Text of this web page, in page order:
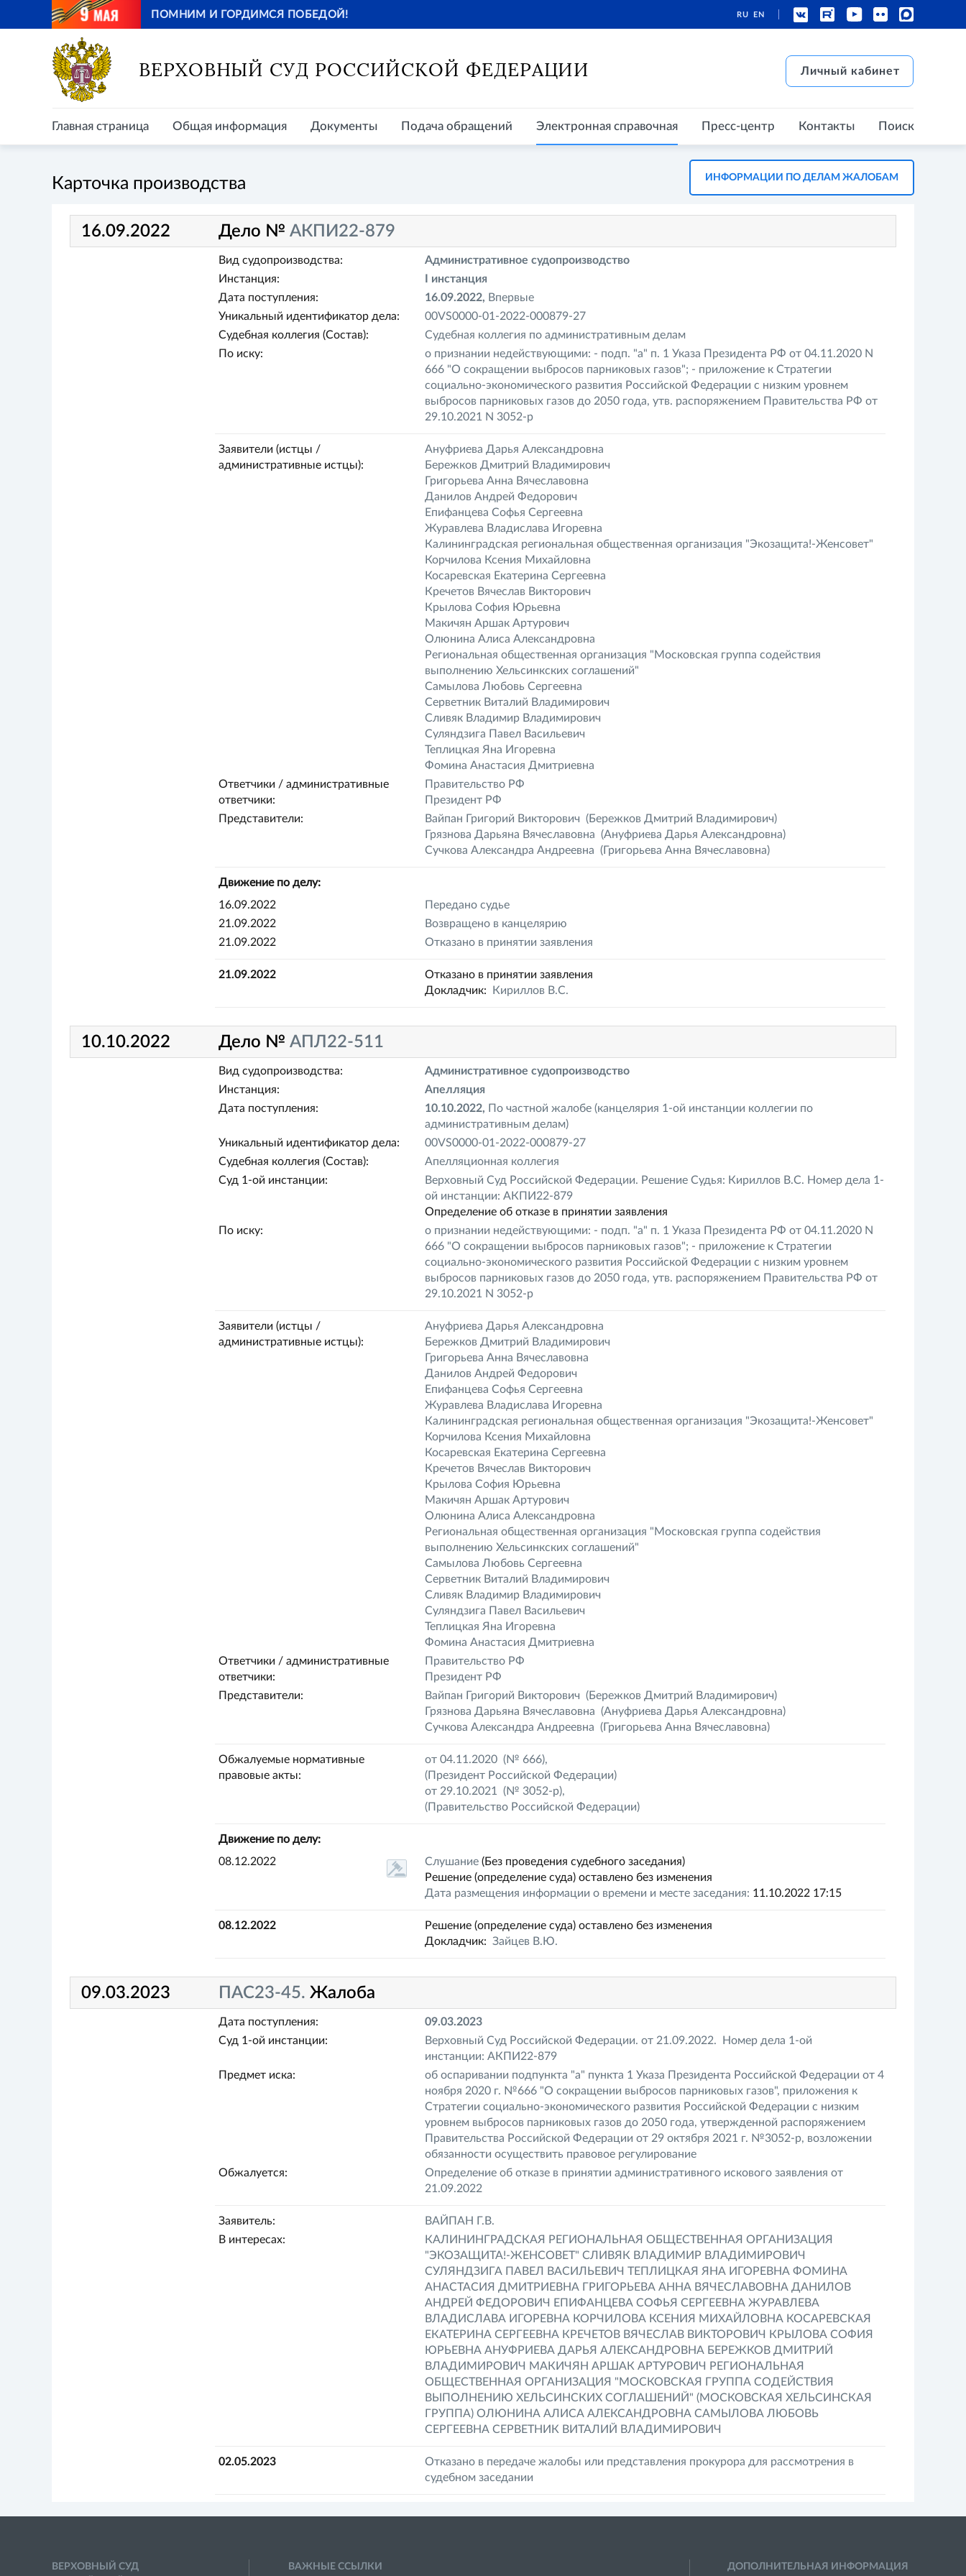
ПОМНИМ И ГОРДИМСЯ ПОБЕДОЙ! RU EN
Главная страница
ВЕРХОВНЫЙ СУД РОССИЙСКОЙ ФЕДЕРАЦИИ Личный кабинет
Главная страница Общая информация Документы Подача обращений Электронная справочная Пресс-центр Контакты Поиск
ИНФОРМАЦИИ ПО ДЕЛАМ ЖАЛОБАМ
Карточка производства
16.09.2022 Дело №АКПИ22-879
Вид судопроизводства:
Административное судопроизводство
Инстанция:
I инстанция
Дата поступления:
16.09.2022, Впервые
Уникальный идентификатор дела:
00VS0000-01-2022-000879-27
Судебная коллегия (Состав):
Судебная коллегия по административным делам
По иску:
о признании недействующими: - подп. "а" п. 1 Указа Президента РФ от 04.11.2020 N
666 "О сокращении выбросов парниковых газов"; - приложение к Стратегии
социально-экономического развития Российской Федерации с низким уровнем
выбросов парниковых газов до 2050 года, утв. распоряжением Правительства РФ от
29.10.2021 N 3052-р
Заявители (истцы /
административные истцы):
Ануфриева Дарья Александровна
Бережков Дмитрий Владимирович
Григорьева Анна Вячеславовна
Данилов Андрей Федорович
Епифанцева Софья Сергеевна
Журавлева Владислава Игоревна
Калининградская региональная общественная организация "Экозащита!-Женсовет"
Корчилова Ксения Михайловна
Косаревская Екатерина Сергеевна
Кречетов Вячеслав Викторович
Крылова София Юрьевна
Макичян Аршак Артурович
Олюнина Алиса Александровна
Региональная общественная организация "Московская группа содействия
выполнению Хельсинкских соглашений"
Самылова Любовь Сергеевна
Серветник Виталий Владимирович
Сливяк Владимир Владимирович
Суляндзига Павел Васильевич
Теплицкая Яна Игоревна
Фомина Анастасия Дмитриевна
Ответчики / административные
ответчики:
Правительство РФ
Президент РФ
Представители:
Вайпан Григорий Викторович (Бережков Дмитрий Владимирович)
Грязнова Дарьяна Вячеславовна (Ануфриева Дарья Александровна)
Сучкова Александра Андреевна (Григорьева Анна Вячеславовна)
Движение по делу:
16.09.2022
Передано судье
21.09.2022
Возвращено в канцелярию
21.09.2022
Отказано в принятии заявления
21.09.2022
Отказано в принятии заявления
Докладчик:
Кириллов В.С.
10.10.2022 Дело №АПЛ22-511
Вид судопроизводства:
Административное судопроизводство
Инстанция:
Апелляция
Дата поступления:
10.10.2022, По частной жалобе (канцелярия 1-ой инстанции коллегии по
административным делам)
Уникальный идентификатор дела:
00VS0000-01-2022-000879-27
Судебная коллегия (Состав):
Апелляционная коллегия
Суд 1-ой инстанции:
Верховный Суд Российской Федерации. Решение Судья: Кириллов В.С. Номер дела 1-
ой инстанции: АКПИ22-879
Определение об отказе в принятии заявления
По иску:
о признании недействующими: - подп. "а" п. 1 Указа Президента РФ от 04.11.2020 N
666 "О сокращении выбросов парниковых газов"; - приложение к Стратегии
социально-экономического развития Российской Федерации с низким уровнем
выбросов парниковых газов до 2050 года, утв. распоряжением Правительства РФ от
29.10.2021 N 3052-р
Заявители (истцы /
административные истцы):
Ануфриева Дарья Александровна
Бережков Дмитрий Владимирович
Григорьева Анна Вячеславовна
Данилов Андрей Федорович
Епифанцева Софья Сергеевна
Журавлева Владислава Игоревна
Калининградская региональная общественная организация "Экозащита!-Женсовет"
Корчилова Ксения Михайловна
Косаревская Екатерина Сергеевна
Кречетов Вячеслав Викторович
Крылова София Юрьевна
Макичян Аршак Артурович
Олюнина Алиса Александровна
Региональная общественная организация "Московская группа содействия
выполнению Хельсинкских соглашений"
Самылова Любовь Сергеевна
Серветник Виталий Владимирович
Сливяк Владимир Владимирович
Суляндзига Павел Васильевич
Теплицкая Яна Игоревна
Фомина Анастасия Дмитриевна
Ответчики / административные
ответчики:
Правительство РФ
Президент РФ
Представители:
Вайпан Григорий Викторович (Бережков Дмитрий Владимирович)
Грязнова Дарьяна Вячеславовна (Ануфриева Дарья Александровна)
Сучкова Александра Андреевна (Григорьева Анна Вячеславовна)
Обжалуемые нормативные
правовые акты:
от 04.11.2020 (№ 666),
(Президент Российской Федерации)
от 29.10.2021 (№ 3052-р),
(Правительство Российской Федерации)
Движение по делу:
08.12.2022
Слушание (Без проведения судебного заседания)
Решение (определение суда) оставлено без изменения
Дата размещения информации о времени и месте заседания: 11.10.2022 17:15
08.12.2022
Решение (определение суда) оставлено без изменения
Докладчик:Зайцев В.Ю.
09.03.2023 ПАС23-45. Жалоба
Дата поступления:
09.03.2023
Суд 1-ой инстанции:
Верховный Суд Российской Федерации. от 21.09.2022. Номер дела 1-ой
инстанции: АКПИ22-879
Предмет иска:
об оспаривании подпункта "а" пункта 1 Указа Президента Российской Федерации от 4
ноября 2020 г. №666 "О сокращении выбросов парниковых газов", приложения к
Стратегии социально-экономического развития Российской Федерации с низким
уровнем выбросов парниковых газов до 2050 года, утвержденной распоряжением
Правительства Российской Федерации от 29 октября 2021 г. №3052-р, возложении
обязанности осуществить правовое регулирование
Обжалуется:
Определение об отказе в принятии административного искового заявления от
21.09.2022
Заявитель:
ВАЙПАН Г.В.
В интересах:
КАЛИНИНГРАДСКАЯ РЕГИОНАЛЬНАЯ ОБЩЕСТВЕННАЯ ОРГАНИЗАЦИЯ
"ЭКОЗАЩИТА!-ЖЕНСОВЕТ" СЛИВЯК ВЛАДИМИР ВЛАДИМИРОВИЧ
СУЛЯНДЗИГА ПАВЕЛ ВАСИЛЬЕВИЧ ТЕПЛИЦКАЯ ЯНА ИГОРЕВНА ФОМИНА
АНАСТАСИЯ ДМИТРИЕВНА ГРИГОРЬЕВА АННА ВЯЧЕСЛАВОВНА ДАНИЛОВ
АНДРЕЙ ФЕДОРОВИЧ ЕПИФАНЦЕВА СОФЬЯ СЕРГЕЕВНА ЖУРАВЛЕВА
ВЛАДИСЛАВА ИГОРЕВНА КОРЧИЛОВА КСЕНИЯ МИХАЙЛОВНА КОСАРЕВСКАЯ
ЕКАТЕРИНА СЕРГЕЕВНА КРЕЧЕТОВ ВЯЧЕСЛАВ ВИКТОРОВИЧ КРЫЛОВА СОФИЯ
ЮРЬЕВНА АНУФРИЕВА ДАРЬЯ АЛЕКСАНДРОВНА БЕРЕЖКОВ ДМИТРИЙ
ВЛАДИМИРОВИЧ МАКИЧЯН АРШАК АРТУРОВИЧ РЕГИОНАЛЬНАЯ
ОБЩЕСТВЕННАЯ ОРГАНИЗАЦИЯ "МОСКОВСКАЯ ГРУППА СОДЕЙСТВИЯ
ВЫПОЛНЕНИЮ ХЕЛЬСИНСКИХ СОГЛАШЕНИЙ" (МОСКОВСКАЯ ХЕЛЬСИНСКАЯ
ГРУППА) ОЛЮНИНА АЛИСА АЛЕКСАНДРОВНА САМЫЛОВА ЛЮБОВЬ
СЕРГЕЕВНА СЕРВЕТНИК ВИТАЛИЙ ВЛАДИМИРОВИЧ
02.05.2023
Отказано в передаче жалобы или представления прокурора для рассмотрения в
судебном заседании
ВЕРХОВНЫЙ СУД ВАЖНЫЕ ССЫЛКИ ДОПОЛНИТЕЛЬНАЯ ИНФОРМАЦИЯ